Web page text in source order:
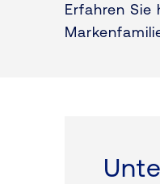
Erfahren